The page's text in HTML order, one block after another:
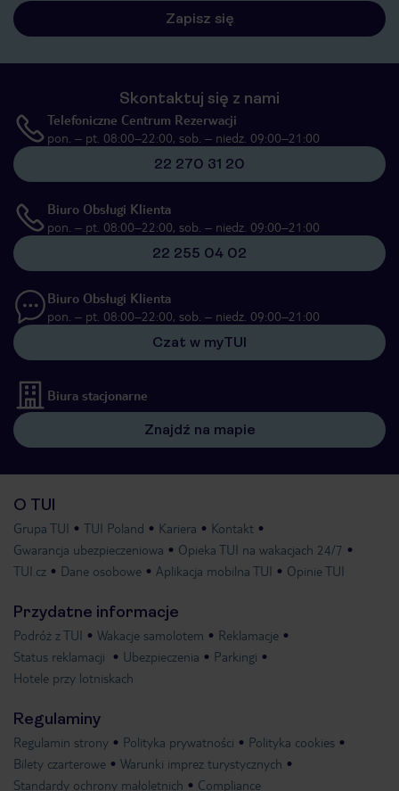
Zapisz się
Skontaktuj się z nami
Telefoniczne Centrum Rezerwacji
pon. – pt. 08:00–22:00, sob. – niedz. 09:00–21:00
22 270 31 20
Biuro Obsługi Klienta
pon. – pt. 08:00–22:00, sob. – niedz. 09:00–21:00
22 255 04 02
Biuro Obsługi Klienta
pon. – pt. 08:00–22:00, sob. – niedz. 09:00–21:00
Czat w myTUI
Biura stacjonarne
Znajdź na mapie
O TUI
Grupa TUI TUI Poland Kariera
Kontakt
Gwarancja ubezpieczeniowa
Opieka TUI na wakacjach 24/7
TUI.cz
Dane osobowe Aplikacja mobilna TUI Opinie TUI
Przydatne informacje
Podróż z TUI Wakacje samolotem
Reklamacje
Status reklamacji
Ubezpieczenia
Parkingi
Hotele przy lotniskach
Regulaminy
Regulamin strony Polityka prywatności
Polityka cookies
Bilety czarterowe
Warunki imprez turystycznych
Standardy ochrony małoletnich
Compliance